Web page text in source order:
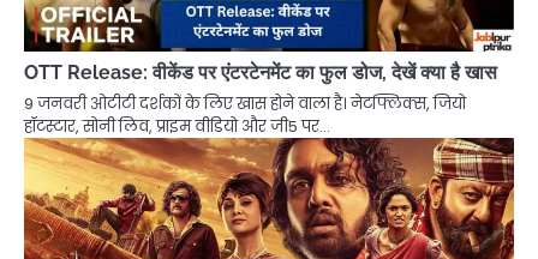
OTT Release: वीकेंड पर एंटरटेनमेंट का फुल डोज, देखें क्या है खास
9 जनवरी ओटीटी दर्शकों के लिए खास होने वाला है। नेटफ्लिक्स, जियो
हॉटस्टार, सोनी लिव, प्राइम वीडियो और जी5 पर…